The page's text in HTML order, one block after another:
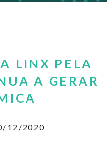
LINX PELA
A GERAR
12/2020